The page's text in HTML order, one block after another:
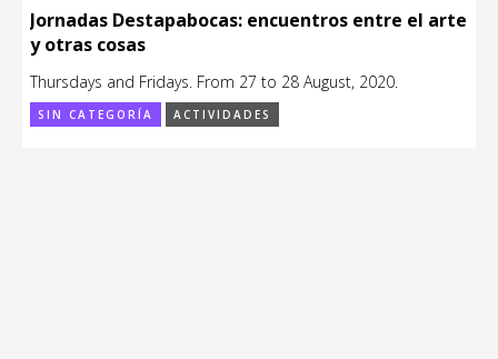
Jornadas Destapabocas: encuentros entre el arte
y otras cosas
Thursdays and Fridays. From 27 to 28 August, 2020.
SIN CATEGORÍA ACTIVIDADES